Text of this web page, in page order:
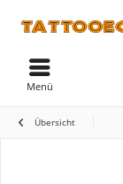
Menü
Übersicht